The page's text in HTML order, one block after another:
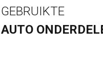
GEBRUIKTE
AUTO